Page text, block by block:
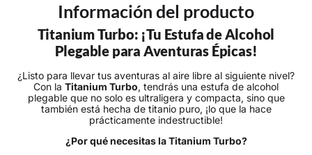
Información del producto
Titanium Turbo: ¡Tu Estufa de Alcohol
Plegable para Aventuras Épicas!
¿Listo para llevar tus aventuras al aire libre al siguiente nivel?
Con la Titanium Turbo, tendrás una estufa de alcohol
plegable que no solo es ultraligera y compacta, sino que
también está hecha de titanio puro, ¡lo que la hace
prácticamente indestructible!
¿Por qué necesitas la Titanium Turbo?